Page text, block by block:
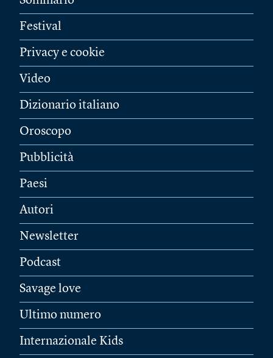
Festival
Privacy e cookie
Video
Dizionario italiano
Oroscopo
Pubblicità
Paesi
Autori
Newsletter
Podcast
Savage love
Ultimo numero
Internazionale Kids